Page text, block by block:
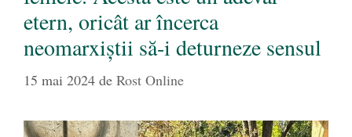
etern, oricât ar încerca
neomarxiștii să-i deturneze sensul
15 mai 2024 de Rost Online